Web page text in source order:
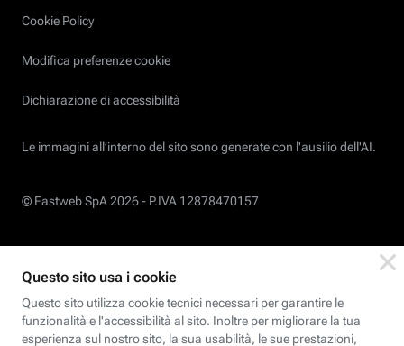
Cookie Policy
Modifica preferenze cookie
Dichiarazione di accessibilità
Le immagini all’interno del sito sono generate con l'ausilio dell'AI.
© Fastweb SpA 2026 - P.IVA 12878470157